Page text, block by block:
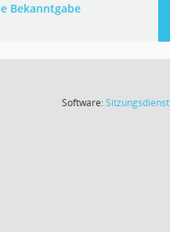
Bekanntgabe
Software:Sitzungsdienst